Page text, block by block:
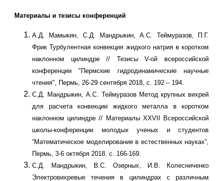
Материалы и тезисы конференций
А.Д. Мамыкин, С.Д. Мандрыкин, А.С. Теймуразов, П.Г.
Фрик Турбулентная конвекция жидкого натрия в коротком
наклонном цилиндре // Тезисы V-ой всероссийской
конференции "Пермские гидродинамические научные
чтения", Пермь, 26-29 сентября 2018, с. 192 – 194.
С.Д. Мандрыкин, А.С. Теймуразов Метод крупных вихрей
для расчета конвекции жидкого металла в коротком
наклонном цилиндре // Материалы XXVII Всероссийской
школы-конференции молодых ученых и студентов
“Математическое моделирование в естественных науках”,
Пермь, 3-6 октября 2018. с. 166-169.
С.Д. Мандрыкин, В.С. Озерных, И.В. Колесниченко
Электровихревые течения в цилиндрах с различным